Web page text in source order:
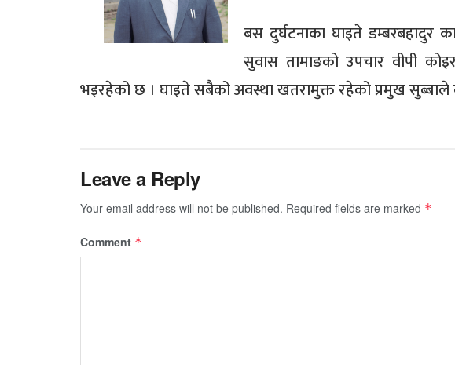
बस दुर्घटनाका घाइते डम्बरबहादुर
सुवास तामाङको उपचार वीपी
भइरहेको छ । घाइते सबैको अवस्था खतरामुक्त रहेको प्रमुख सुब्बाले
Leave a Reply
Your email address will not be published. Required fields are marked *
Comment *